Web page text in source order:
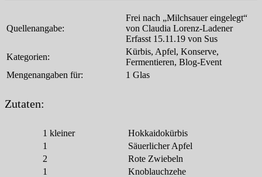
Quellenangabe:
Frei nach „Milchsauer eingelegt“
von Claudia Lorenz-Ladener
Erfasst 15.11.19 von Sus
Kategorien:
Kürbis, Apfel, Konserve,
Fermentieren, Blog-Event
Mengenangaben für:
1 Glas
Zutaten:
1 kleiner
Hokkaidokürbis
1
Säuerlicher Apfel
2
Rote Zwiebeln
1
Knoblauchzehe